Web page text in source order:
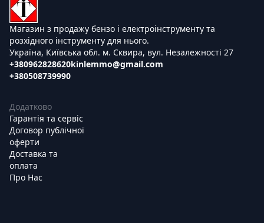
Магазин з продажу бензо і електроінструменту та
розхідного інструменту для нього.
Україна, Київська обл. м. Сквира, вул. Незалежності 27
+380962828620
+380508739990
kinlemmo@gmail.com
Додатково
Гарантія та сервіс
Договор публічної
оферти
Доставка та
оплата
Про Нас